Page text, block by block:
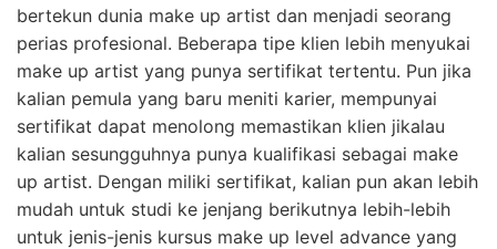
bertekun dunia make up artist dan menjadi seorang
perias profesional. Beberapa tipe klien lebih menyukai
make up artist yang punya sertifikat tertentu. Pun jika
kalian pemula yang baru meniti karier, mempunyai
sertifikat dapat menolong memastikan klien jikalau
kalian sesungguhnya punya kualifikasi sebagai make
up artist. Dengan miliki sertifikat, kalian pun akan lebih
mudah untuk studi ke jenjang berikutnya lebih-lebih
untuk jenis-jenis kursus make up level advance yang